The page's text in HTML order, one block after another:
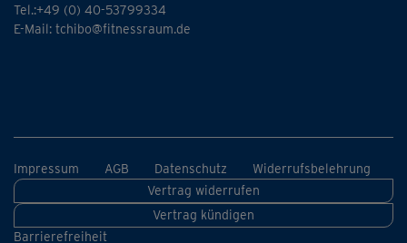
Tel.:+49 (0) 40-53799334
E-Mail: tchibo@fitnessraum.de
Impressum AGB Datenschutz
Widerrufsbelehrung
Vertrag widerrufen
Vertrag kündigen
Barrierefreiheit